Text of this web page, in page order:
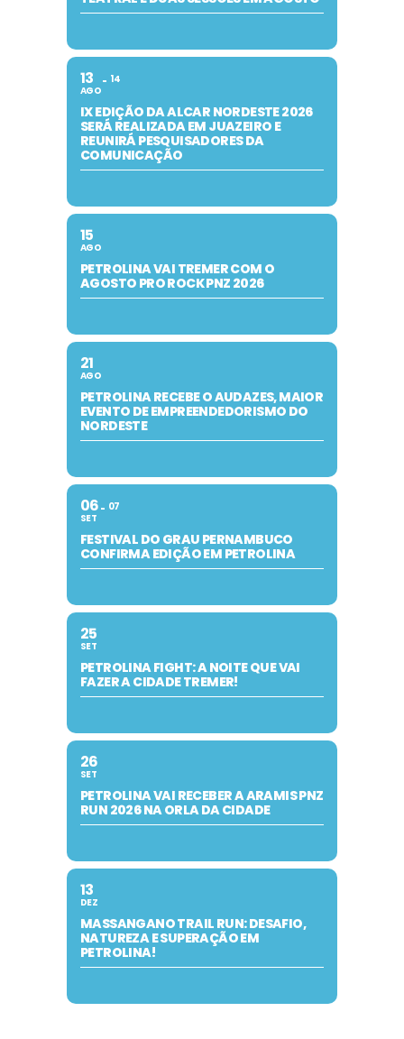
13
AGO
14
IX EDIÇÃO DA ALCAR NORDESTE 2026
SERÁ REALIZADA EM JUAZEIRO E
REUNIRÁ PESQUISADORES DA
COMUNICAÇÃO
15
AGO
PETROLINA VAI TREMER COM O
AGOSTO PRO ROCK PNZ 2026
21
AGO
PETROLINA RECEBE O AUDAZES, MAIOR
EVENTO DE EMPREENDEDORISMO DO
NORDESTE
06
SET
07
FESTIVAL DO GRAU PERNAMBUCO
CONFIRMA EDIÇÃO EM PETROLINA
25
SET
PETROLINA FIGHT: A NOITE QUE VAI
FAZER A CIDADE TREMER!
26
SET
PETROLINA VAI RECEBER A ARAMIS PNZ
RUN 2026 NA ORLA DA CIDADE
13
DEZ
MASSANGANO TRAIL RUN: DESAFIO,
NATUREZA E SUPERAÇÃO EM
PETROLINA!